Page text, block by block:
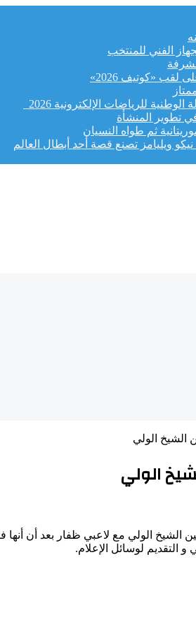
الفني للمنتخب
«كوتيف 2026»
للرياضات الإلكترونية 2026
تطوير المنشأة
ثم طواه النسيان
ويليامز تصنع قصة أحد أبطال العالم
الشيخ الولي
الولي
الشيخ الولي مع لاعبي ظفار بعد
و التقديم لوسائل الإعلام.